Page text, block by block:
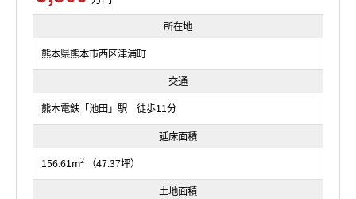
所在地
熊本県熊本市西区津浦町
交通
熊本電鉄「池田」駅 徒歩11分
延床面積
156.61m2
（47.37坪）
土地面積